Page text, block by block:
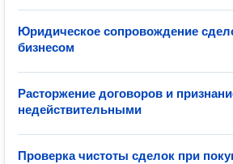
Юридическое сопровождение
бизнесом
Расторжение договоров и
недействительными
Проверка чистоты сделок при